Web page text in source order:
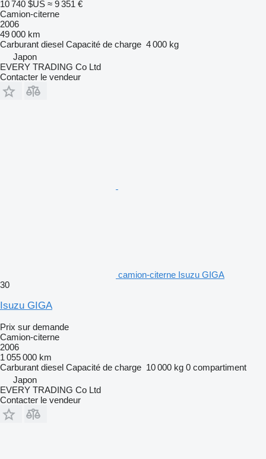
10 740 $US ≈ 9 351 €
Camion-citerne
2006
49 000 km
Carburant diesel Capacité de charge 4 000 kg
Japon
EVERY TRADING Co Ltd
Contacter le vendeur
camion-citerne Isuzu GIGA
30
Isuzu GIGA
Prix sur demande
Camion-citerne
2006
1 055 000 km
Carburant diesel Capacité de charge 10 000 kg 0 compartiment
Japon
EVERY TRADING Co Ltd
Contacter le vendeur